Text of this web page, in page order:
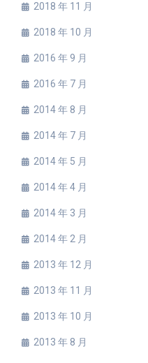
2018 年 11 月
2018 年 10 月
2016 年 9 月
2016 年 7 月
2014 年 8 月
2014 年 7 月
2014 年 5 月
2014 年 4 月
2014 年 3 月
2014 年 2 月
2013 年 12 月
2013 年 11 月
2013 年 10 月
2013 年 8 月